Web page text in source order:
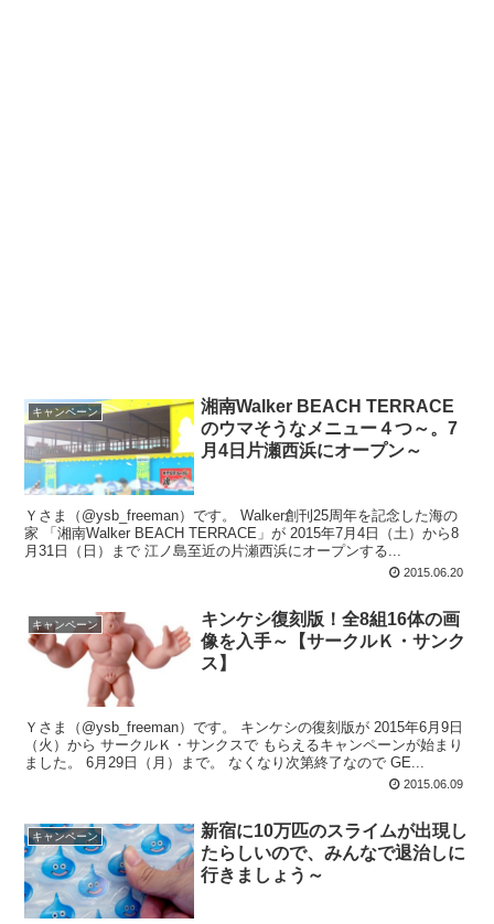
キャンペーン
湘南Walker BEACH TERRACE
のウマそうなメニュー４つ～。7
月4日片瀬西浜にオープン～
Ｙさま（@ysb_freeman）です。 Walker創刊25周年を記念した海の
家 「湘南Walker BEACH TERRACE」が 2015年7月4日（土）から8
月31日（日）まで 江ノ島至近の片瀬西浜にオープンする...
2015.06.20
キャンペーン
キンケシ復刻版！全8組16体の画
像を入手～【サークルＫ・サンク
ス】
Ｙさま（@ysb_freeman）です。 キンケシの復刻版が 2015年6月9日
（火）から サークルＫ・サンクスで もらえるキャンペーンが始まり
ました。 6月29日（月）まで。 なくなり次第終了なので GE...
2015.06.09
キャンペーン
新宿に10万匹のスライムが出現し
たらしいので、みんなで退治しに
行きましょう～